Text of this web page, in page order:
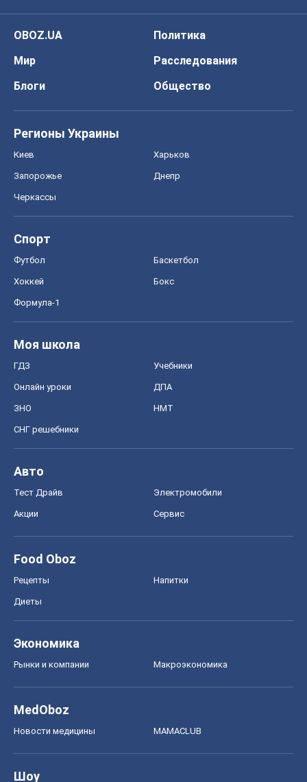
OBOZ.UA
Политика
Мир
Расследования
Блоги
Общество
Регионы Украины
Киев Харьков
Запорожье Днепр
Черкассы
Спорт
Футбол Баскетбол
Хоккей Бокс
Формула-1
Моя школа
ГДЗ Учебники
Онлайн уроки ДПА
ЗНО НМТ
СНГ решебники
Авто
Тест Драйв Электромобили
Акции Сервис
Food Oboz
Рецепты Напитки
Диеты
Экономика
Рынки и компании Mакроэкономика
MedOboz
Новости медицины MAMACLUB
Шоу